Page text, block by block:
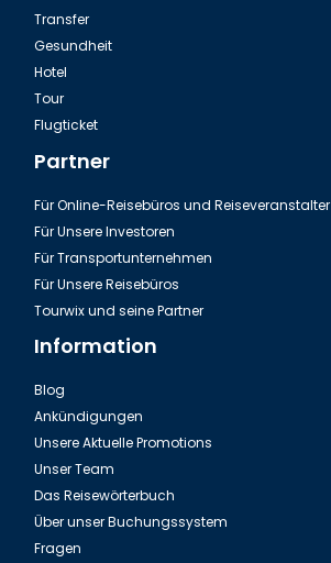
Transfer
Gesundheit
Hotel
Tour
Flugticket
Partner
Für Online-Reisebüros und Reiseveranstalter
Für Unsere Investoren
Für Transportunternehmen
Für Unsere Reisebüros
Tourwix und seine Partner
Information
Blog
Ankündigungen
Unsere Aktuelle Promotions
Unser Team
Das Reisewörterbuch
Über unser Buchungssystem
Fragen